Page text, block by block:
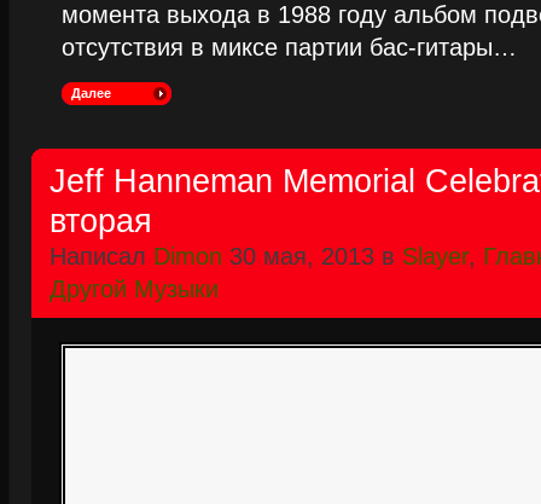
момента выхода в 1988 году альбом
отсутствия в миксе партии бас-гитары…
Далее
Jeff Hanneman Memorial
вторая
Написал Dimon 30 мая, 2013 в Slayer,
Другой Музыки